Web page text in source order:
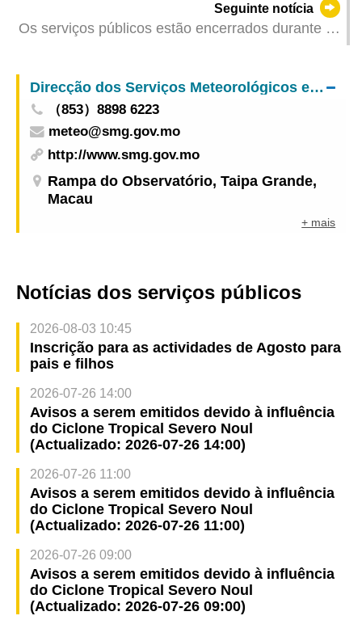
Serviços de Obras Públicas devido à passagem
de tufão
Seguinte notícia
Os serviços públicos estão encerrados durante o
Direcção dos Serviços Meteorológicos e Geofísicos
（853）8898 6223
meteo@smg.gov.mo
http://www.smg.gov.mo
Rampa do Observatório, Taipa Grande,
Macau
+ mais
Notícias dos serviços públicos
2026-08-03 10:45
Inscrição para as actividades de Agosto para
pais e filhos
2026-07-26 14:00
Avisos a serem emitidos devido à influência
do Ciclone Tropical Severo Noul
(Actualizado: 2026-07-26 14:00)
2026-07-26 11:00
Avisos a serem emitidos devido à influência
do Ciclone Tropical Severo Noul
(Actualizado: 2026-07-26 11:00)
2026-07-26 09:00
Avisos a serem emitidos devido à influência
do Ciclone Tropical Severo Noul
(Actualizado: 2026-07-26 09:00)